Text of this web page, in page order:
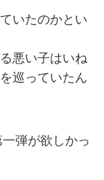
いたのかとい
悪い子はいね
巡っていたん
弾が欲しかっ